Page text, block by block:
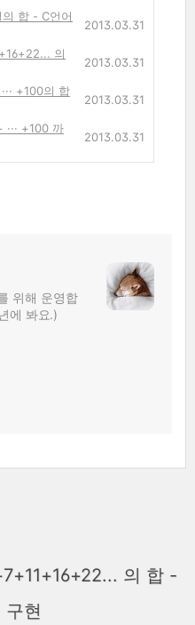
합 - C언어
2013.03.31
의
2013.03.31
+100의 합
2013.03.31
+100 까
2013.03.31
위해 운영합
에 봐요.)
의 합 -
구현